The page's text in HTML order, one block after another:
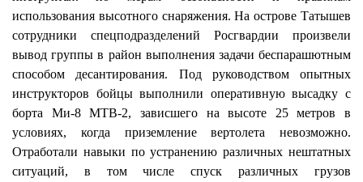
использования высотного снаряжения. На острове Татышев
сотрудники спецподразделений Росгвардии произвели
вывод группы в район выполнения задачи беспарашютным
способом десантирования. Под руководством опытных
инструкторов бойцы выполнили оперативную высадку с
борта Ми-8 МТВ-2, зависшего на высоте 25 метров в
условиях, когда приземление вертолета невозможно.
Отработали навыки по устранению различных нештатных
ситуаций, в том числе спуск различных грузов